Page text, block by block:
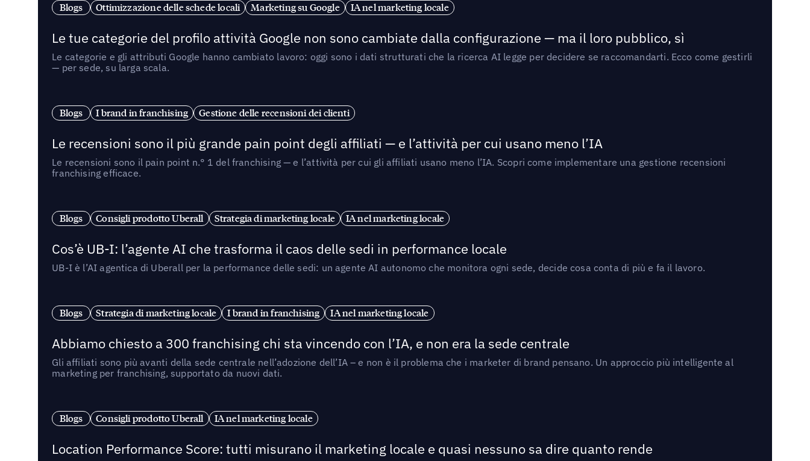
Blogs Ottimizzazione delle schede locali Marketing su Google IA nel marketing locale
Le tue categorie del profilo attività Google non sono cambiate dalla configurazione — ma il loro pubblico, sì
Le categorie e gli attributi Google hanno cambiato lavoro: oggi sono i dati strutturati che la ricerca AI legge per decidere se raccomandarti. Ecco come gestirli
— per sede, su larga scala.
Blogs I brand in franchising Gestione delle recensioni dei clienti
Le recensioni sono il più grande pain point degli affiliati — e l’attività per cui usano meno l’IA
Le recensioni sono il pain point n.° 1 del franchising — e l’attività per cui gli affiliati usano meno l’IA. Scopri come implementare una gestione recensioni
franchising efficace.
Blogs Consigli prodotto Uberall Strategia di marketing locale IA nel marketing locale
Cos’è UB-I: l’agente AI che trasforma il caos delle sedi in performance locale
UB-I è l’AI agentica di Uberall per la performance delle sedi: un agente AI autonomo che monitora ogni sede, decide cosa conta di più e fa il lavoro.
Blogs Strategia di marketing locale I brand in franchising IA nel marketing locale
Abbiamo chiesto a 300 franchising chi sta vincendo con l’IA, e non era la sede centrale
Gli affiliati sono più avanti della sede centrale nell’adozione dell’IA – e non è il problema che i marketer di brand pensano. Un approccio più intelligente al
marketing per franchising, supportato da nuovi dati.
Blogs Consigli prodotto Uberall IA nel marketing locale
Location Performance Score: tutti misurano il marketing locale e quasi nessuno sa dire quanto rende